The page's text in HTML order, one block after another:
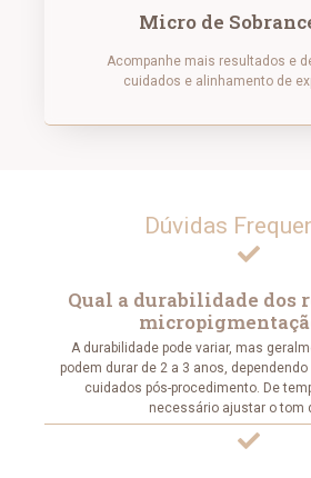
Micro de
Acompanhe mais resultados e
cuidados e alinhamento de
Dúvidas
Qual a durabilidade dos
A durabilidade pode variar, mas
podem durar de 2 a 3 anos,
cuidados pós-procedimento. De
necessário ajustar o tom